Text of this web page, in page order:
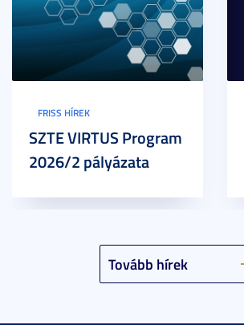
Tovább hírek
FRISS HÍREK
SZTE VIRTUS Program
2026/2 pályázata